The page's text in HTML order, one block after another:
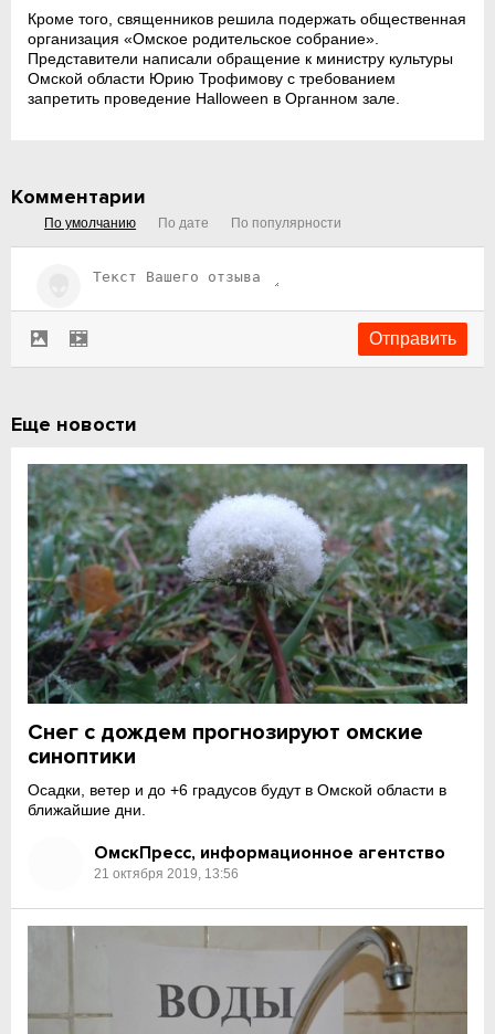
Кроме того, священников решила подержать общественная
организация «Омское родительское собрание».
Представители написали обращение к министру культуры
Омской области Юрию Трофимову с требованием
запретить проведение Halloween в Органном зале.
Комментарии
По умолчанию По дате По популярности
Еще новости
Снег с дождем прогнозируют омские
синоптики
Осадки, ветер и до +6 градусов будут в Омской области в
ближайшие дни.
ОмскПресс, информационное агентство
21 октября 2019, 13:56